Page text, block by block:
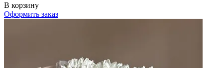
В корзину
Оформить заказ